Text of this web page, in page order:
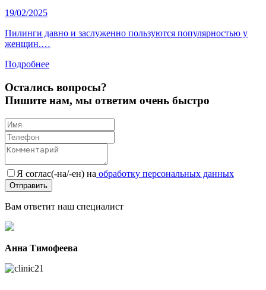
19/02/2025
Пилинги давно и заслуженно пользуются популярностью у
женщин.…
Подробнее
Остались вопросы?
Пишите нам, мы ответим очень быстро
Я соглас(-на/-ен) на обработку персональных данных
Вам ответит наш специалист
Анна Тимофеева